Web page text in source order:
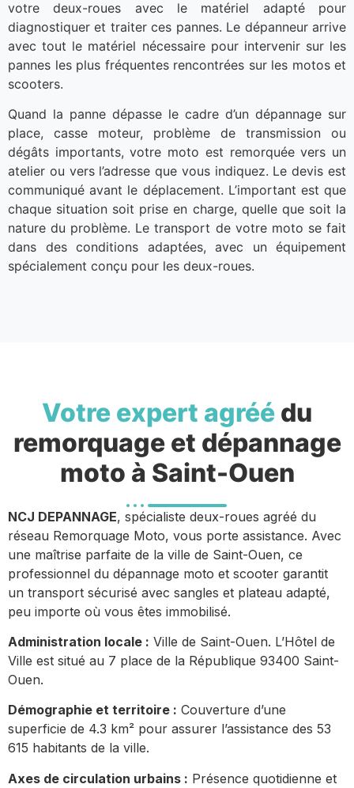
votre deux-roues avec le matériel adapté pour
diagnostiquer et traiter ces pannes. Le dépanneur arrive
avec tout le matériel nécessaire pour intervenir sur les
pannes les plus fréquentes rencontrées sur les motos et
scooters.
Quand la panne dépasse le cadre d’un dépannage sur
place, casse moteur, problème de transmission ou
dégâts importants, votre moto est remorquée vers un
atelier ou vers l’adresse que vous indiquez. Le devis est
communiqué avant le déplacement. L’important est que
chaque situation soit prise en charge, quelle que soit la
nature du problème. Le transport de votre moto se fait
dans des conditions adaptées, avec un équipement
spécialement conçu pour les deux-roues.
Votre expert agréé du
remorquage et dépannage
moto à Saint-Ouen
NCJ DEPANNAGE, spécialiste deux-roues agréé du
réseau Remorquage Moto, vous porte assistance. Avec
une maîtrise parfaite de la ville de Saint-Ouen, ce
professionnel du dépannage moto et scooter garantit
un transport sécurisé avec sangles et plateau adapté,
peu importe où vous êtes immobilisé.
Administration locale : Ville de Saint-Ouen. L’Hôtel de
Ville est situé au 7 place de la République 93400 Saint-
Ouen.
Démographie et territoire : Couverture d’une
superficie de 4.3 km² pour assurer l’assistance des 53
615 habitants de la ville.
Axes de circulation urbains : Présence quotidienne et